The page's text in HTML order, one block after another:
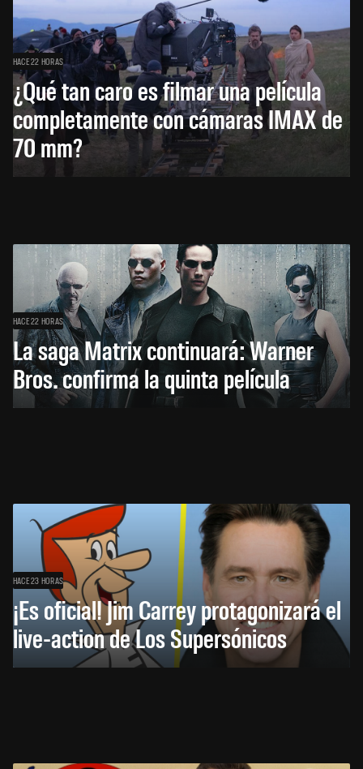
HACE 22 HORAS
¿Qué tan caro es filmar una película
completamente con cámaras IMAX de
70 mm?
HACE 22 HORAS
La saga Matrix continuará: Warner
Bros. confirma la quinta película
HACE 23 HORAS
¡Es oficial! Jim Carrey protagonizará el
live-action de Los Supersónicos